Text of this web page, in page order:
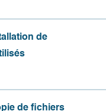
de
de fichiers